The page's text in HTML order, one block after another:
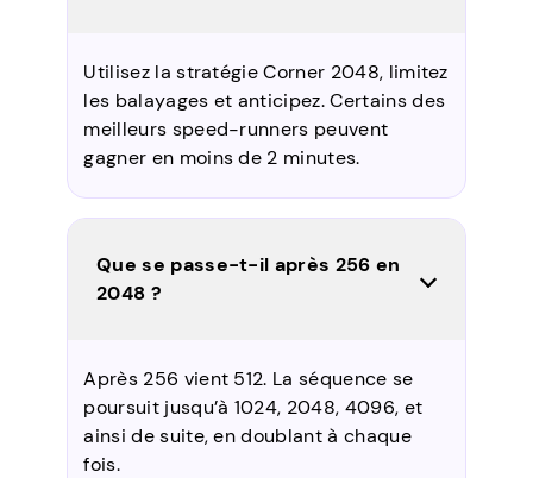
Utilisez la stratégie Corner 2048, limitez
les balayages et anticipez. Certains des
meilleurs speed-runners peuvent
gagner en moins de 2 minutes.
Que se passe-t-il après 256 en
2048 ?
Après 256 vient 512. La séquence se
poursuit jusqu’à 1024, 2048, 4096, et
ainsi de suite, en doublant à chaque
fois.